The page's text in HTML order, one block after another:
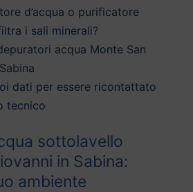
d’acqua o purificatore
i sali minerali?
acqua Monte San
dati per essere ricontattato
tecnico
sottolavello
in Sabina:
ambiente